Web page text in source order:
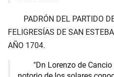
PADRÓN DEL PARTIDO
FELIGRESÍAS DE SAN
AÑO 1704.
"Dn Lorenzo de